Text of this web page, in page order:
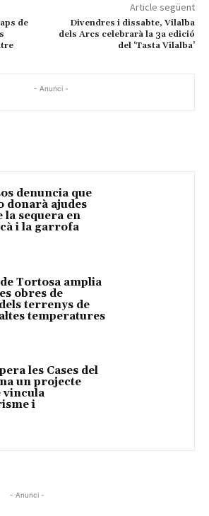
de
Article següent
Divendres i dissabte, Vilalba
dels Arcs celebrarà la 3a edició
del ‘Tasta Vilalba’
- Anunci -
denuncia que
donarà ajudes
la sequera en
i la garrofa
Tortosa amplia
obres de
terrenys de
temperatures
les Cases del
un projecte
vincula
i
- Anunci -